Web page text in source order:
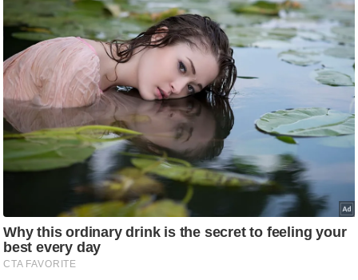
ड
फि
ल्म
स
मी
क्षा
B
r
k
i
n